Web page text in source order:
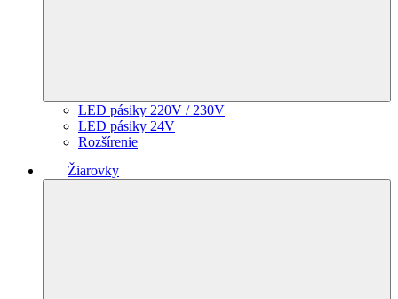
LED pásiky 220V / 230V
LED pásiky 24V
Rozšírenie
Žiarovky